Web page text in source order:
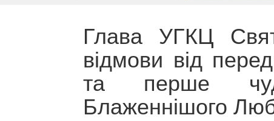
Глава УГКЦ
відмови від
та перше
Блаженнішого